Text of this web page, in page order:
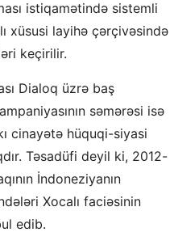
istiqamətində sistemli
xüsusi layihə çərçivəsində
keçirilir.
Dialoq üzrə baş
səmərəsi isə
cinayətə hüquqi-siyasi
Təsadüfi deyil ki, 2012-
İndoneziyanın
Xocalı faciəsinin
edib.